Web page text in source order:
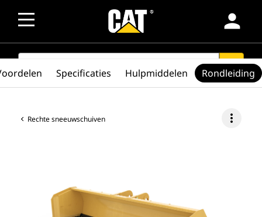
person
SEARCH search
Rechte sneeuwschuiven more_vert
Specificaties Hulpmiddelen Rondleiding